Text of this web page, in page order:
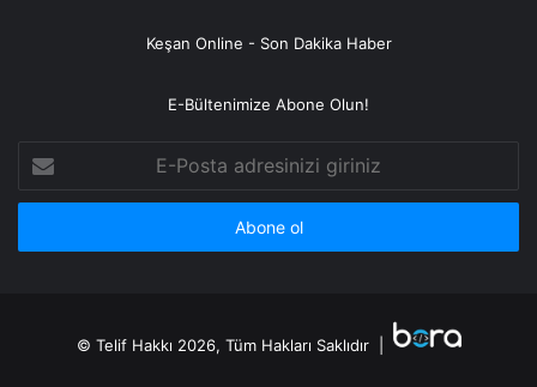
Keşan Online - Son Dakika Haber
E-Bültenimize Abone Olun!
Posta
adresinizi
© Telif Hakkı 2026, Tüm Hakları Saklıdır |